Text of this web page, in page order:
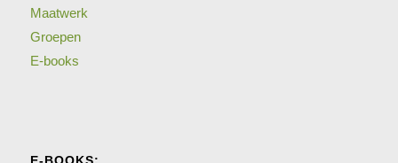
Maatwerk
Groepen
E-books
E-BOOKS: